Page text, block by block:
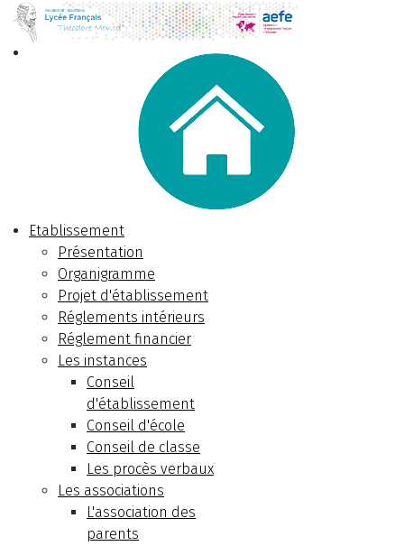
Etablissement
Présentation
Organigramme
Projet d'établissement
Réglements intérieurs
Réglement financier
Les instances
Conseil
d'établissement
Conseil d'école
Conseil de classe
Les procès verbaux
Les associations
L'association des
parents